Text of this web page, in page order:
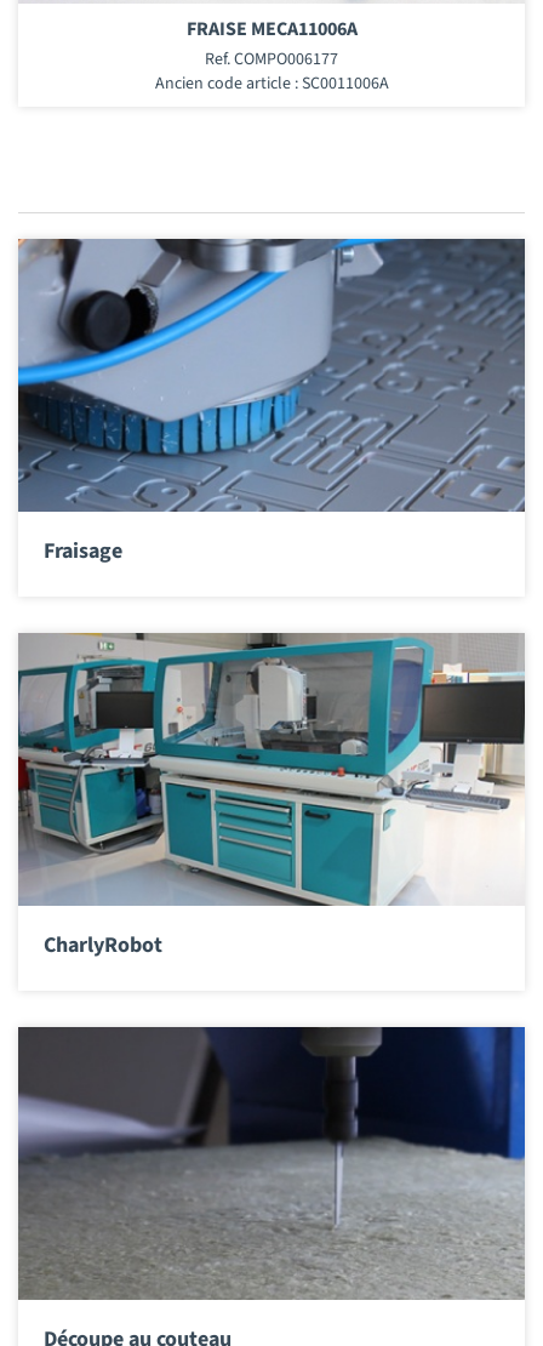
FRAISE MECA11006A
Ref. COMPO006177
Ancien code article : SC0011006A
Fraisage
CharlyRobot
Découpe au couteau